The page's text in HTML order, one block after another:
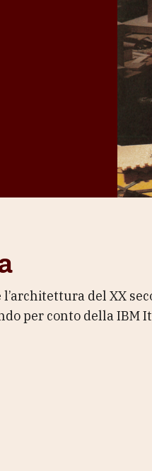
del XX
per conto della